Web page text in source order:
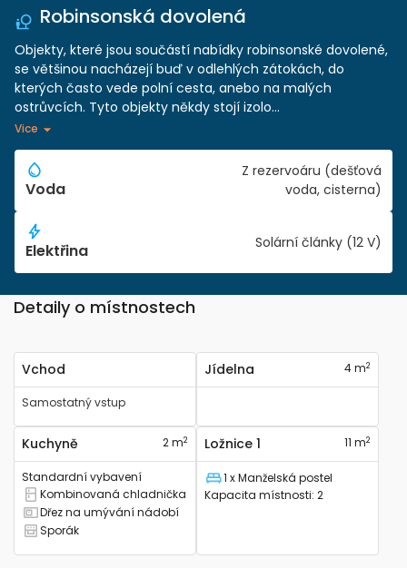
Robinsonská dovolená
Objekty, které jsou součástí nabídky robinsonské dovolené,
se většinou nacházejí buď v odlehlých zátokách, do
kterých často vede polní cesta, anebo na malých
ostrůvcích. Tyto objekty někdy stojí izolo...
Vice
Voda
Z rezervoáru (dešťová
voda, cisterna)
Elektřina Solární články (12 V)
Detaily o místnostech
Vchod
Samostatný vstup
Jídelna 4 m2
Kuchyně 2 m2
Standardní vybavení
Má kombinovanou lednici
Kombinovaná chladnička
Má kuchyňský dřez
Dřez na umývání nádobí
Má sporák
Sporák
Ložnice 1 11 m2
Lůžko1 x Manželská postel
Kapacita místnosti: 2